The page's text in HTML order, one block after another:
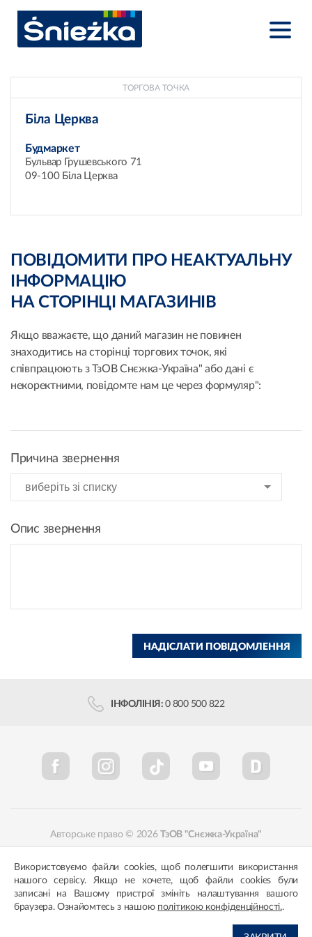
ТОРГОВА ТОЧКА
Біла Церква
Будмаркет
Бульвар Грушевського 71
09-100 Біла Церква
ПОВІДОМИТИ ПРО НЕАКТУАЛЬНУ
ІНФОРМАЦІЮ
НА СТОРІНЦІ МАГАЗИНІВ
Якщо вважаєте, що даний магазин не повинен
знаходитись на сторінці торгових точок, які
співпрацюють з ТзОВ Снєжка-Україна" або дані є
некоректними, повідомте нам це через формуляр":
Причина звернення
Опис звернення
НАДІСЛАТИ ПОВІДОМЛЕННЯ
ІНФОЛІНІЯ: 0 800 500 822
Авторське право © 2026ТзОВ "Снєжка-Україна"
Політика конфіденційності Відповідність кольорів
Використовуємо файли cookies, щоб полегшити використання
нашого сервісу. Якщо не хочете, щоб файли cookies були
записані на Вашому пристрої змініть налаштування вашого
браузера. Ознайомтесь з нашою політикою конфіденційності..